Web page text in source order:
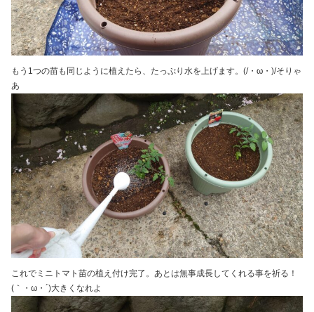
もう1つの苗も同じように植えたら、たっぷり水を上げます。(/・ω・)/そりゃ
あ
これでミニトマト苗の植え付け完了。あとは無事成長してくれる事を祈る！
(｀・ω・´)大きくなれよ